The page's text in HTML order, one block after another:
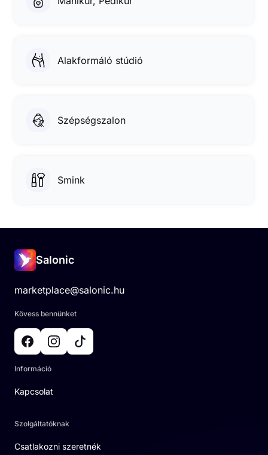
Alakformáló stúdió
Szépségszalon
Smink
Salonic
marketplace@salonic.hu
Kövess bennünket
Információ
Kapcsolat
Szolgáltatóknak
Csatlakozni szeretnék